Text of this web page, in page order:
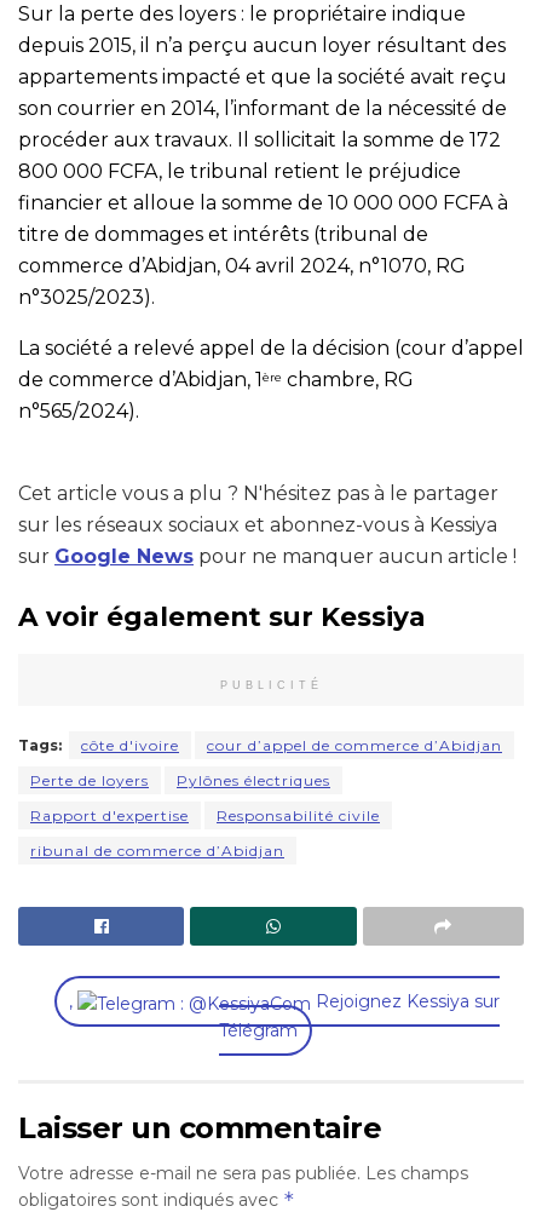
Sur la perte des loyers : le propriétaire indique
depuis 2015, il n’a perçu aucun loyer résultant des
appartements impacté et que la société avait reçu
son courrier en 2014, l’informant de la nécessité de
procéder aux travaux. Il sollicitait la somme de 172
800 000 FCFA, le tribunal retient le préjudice
financier et alloue la somme de 10 000 000 FCFA à
titre de dommages et intérêts (tribunal de
commerce d’Abidjan, 04 avril 2024, n°1070, RG
n°3025/2023).
La société a relevé appel de la décision (cour d’appel
de commerce d’Abidjan, 1ère chambre, RG
n°565/2024).
Cet article vous a plu ? N'hésitez pas à le partager
sur les réseaux sociaux et abonnez-vous à Kessiya
sur Google News pour ne manquer aucun article !
A voir également sur Kessiya
PUBLICITÉ
Tags: côte d'ivoire
cour d’appel de commerce d’Abidjan
Perte de loyers
Pylônes électriques
Rapport d'expertise
Responsabilité civile
ribunal de commerce d’Abidjan
,
Rejoignez Kessiya sur
Télégram
Laisser un commentaire
Votre adresse e-mail ne sera pas publiée. Les champs
obligatoires sont indiqués avec *